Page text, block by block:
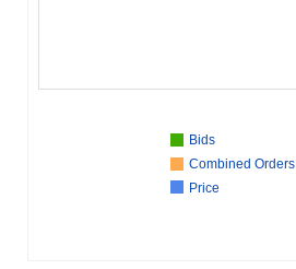
Bids
Combined Orders
Price